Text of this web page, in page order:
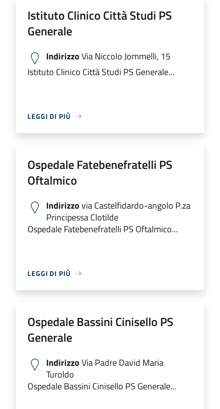
Istituto Clinico Città Studi PS
Generale
IndirizzoVia Niccolo Jommelli, 15
Istituto Clinico Città Studi PS Generale...
LEGGI DI PIÙ
Ospedale Fatebenefratelli PS
Oftalmico
Indirizzovia Castelfidardo-angolo P.za
Principessa Clotilde
Ospedale Fatebenefratelli PS Oftalmico...
LEGGI DI PIÙ
Ospedale Bassini Cinisello PS
Generale
IndirizzoVia Padre David Maria
Turoldo
Ospedale Bassini Cinisello PS Generale...